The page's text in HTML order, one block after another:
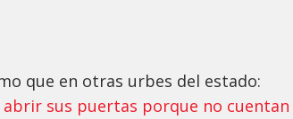
que en otras urbes del estado:
sus puertas porque no cuentan